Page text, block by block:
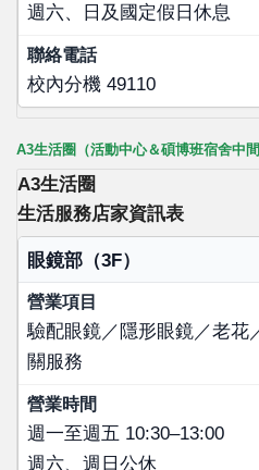
週六、日及國定假日休息
校內分機 49110
A3生活圈（活動中心＆碩博班宿舍中間
A3生活圈
生活服務店家資訊表
店家名稱
營業項目
營業時間
眼鏡部（3F）
驗配眼鏡／隱形眼鏡／老花
關服務
週一至週五 10:30–13:00
週六、週日公休